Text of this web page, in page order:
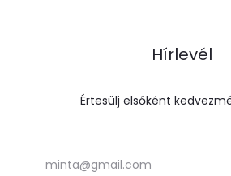
Hírlevél
Értesülj elsőként